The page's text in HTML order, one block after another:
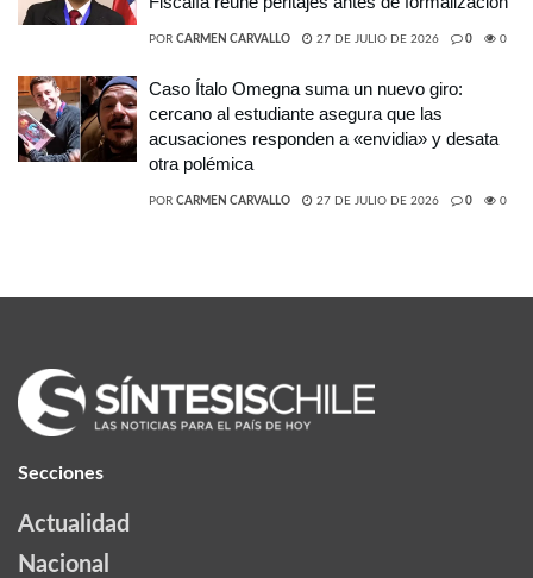
POR CARMEN CARVALLO 27 DE JULIO DE 2026 0 0
Caso Ítalo Omegna suma un nuevo giro:
cercano al estudiante asegura que las
acusaciones responden a «envidia» y desata
otra polémica
POR CARMEN CARVALLO 27 DE JULIO DE 2026 0 0
Secciones
Actualidad
Nacional